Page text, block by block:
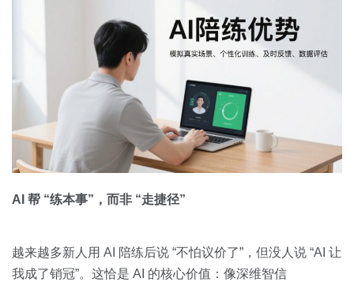
AI 帮 “练本事”，而非 “走捷径”
越来越多新人用 AI 陪练后说 “不怕议价了”，但没人说 “AI 让
我成了销冠”。这恰是 AI 的核心价值：像深维智信